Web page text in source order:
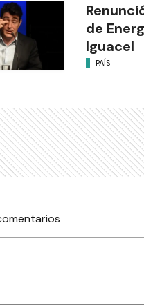
de
Iguacel
PAÍS